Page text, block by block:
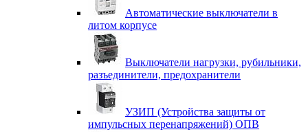
Автоматические выключатели в
литом корпусе
Выключатели нагрузки, рубильники,
разъединители, предохранители
УЗИП (Устройства защиты от
импульсных перенапряжений) ОПВ